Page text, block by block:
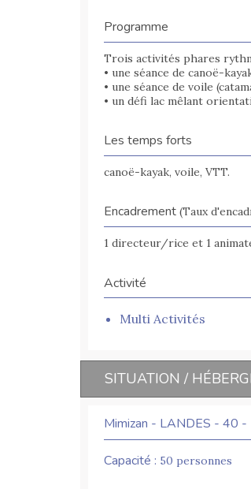
Programme
Trois activités phares
• une séance de canoë-
• une séance de voile
• un défi lac mêlant
Les temps forts
canoë-kayak, voile, VTT.
Encadrement (Taux
1 directeur/rice et 1
Activité
Multi Activités
SITUATION /
Mimizan - LANDES - 40 -
Capacité : 50 personnes